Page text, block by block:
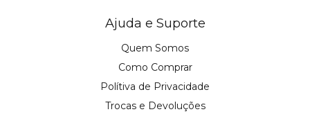
Ajuda e Suporte
Quem Somos
Como Comprar
Polítiva de Privacidade
Trocas e Devoluções